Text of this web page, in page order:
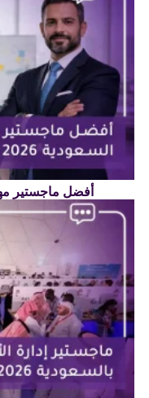
أفضل ماجستير